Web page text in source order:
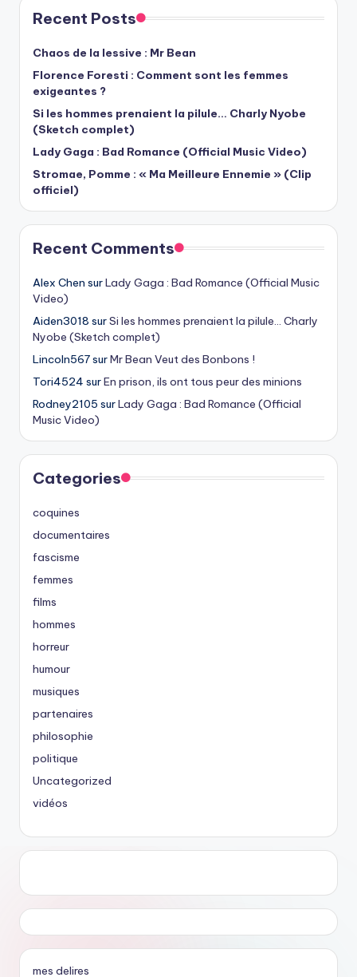
Recent Posts
Chaos de la lessive : Mr Bean
Florence Foresti : Comment sont les femmes
exigeantes ?
Si les hommes prenaient la pilule… Charly Nyobe
(Sketch complet)
Lady Gaga : Bad Romance (Official Music Video)
Stromae, Pomme : « Ma Meilleure Ennemie » (Clip
officiel)
Recent Comments
Alex Chen surLady Gaga : Bad Romance (Official Music
Video)
Aiden3018 surSi les hommes prenaient la pilule… Charly
Nyobe (Sketch complet)
Lincoln567surMr Bean Veut des Bonbons !
Tori4524 surEn prison, ils ont tous peur des minions
Rodney2105 surLady Gaga : Bad Romance (Official
Music Video)
Categories
coquines
documentaires
fascisme
femmes
films
hommes
horreur
humour
musiques
partenaires
philosophie
politique
Uncategorized
vidéos
mes delires